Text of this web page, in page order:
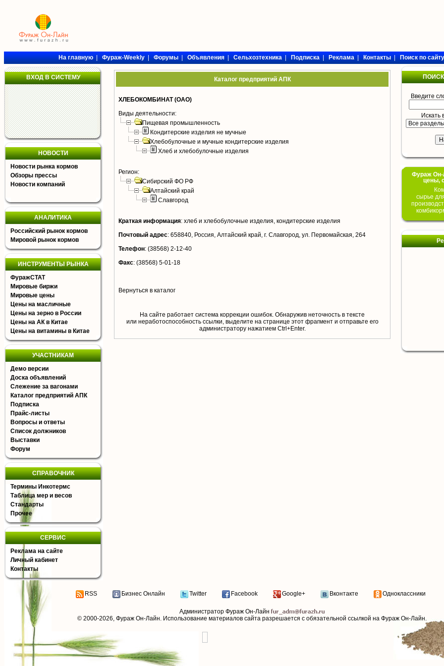
На главную|Фураж-Weekly|Форумы|Объявления|Сельхозтехника|Подписка|Реклама|Контакты|Поиск по сайту
ВХОД В СИСТЕМУ
НОВОСТИ
Новости рынка кормов
Обзоры прессы
Новости компаний
АНАЛИТИКА
Российский рынок кормов
Мировой рынок кормов
ИНСТРУМЕНТЫ РЫНКА
ФуражСТАТ
Мировые биржи
Мировые цены
Цены на масличные
Цены на зерно в России
Цены на АК в Китае
Цены на витамины в Китае
УЧАСТНИКАМ
Демо версии
Доска объявлений
Слежение за вагонами
Каталог предприятий АПК
Подписка
Прайс-листы
Вопросы и ответы
Список должников
Выставки
Форум
СПРАВОЧНИК
Термины Инкотермс
Таблица мер и весов
Стандарты
Прочее
СЕРВИС
Реклама на сайте
Личный кабинет
Контакты
Каталог предприятий АПК
ХЛЕБОКОМБИНАТ (ОАО)
Виды деятельности:
Пищевая промышленность
Кондитерские изделия не мучные
Хлебобулочные и мучные кондитерские изделия
Хлеб и хлебобулочные изделия
Регион:
Сибирский ФО РФ
Алтайский край
Славгород
Краткая информация: хлеб и хлебобулочные изделия, кондитерские изделия
Почтовый адрес: 658840, Россия, Алтайский край, г. Славгород, ул. Первомайская, 264
Телефон: (38568) 2-12-40
Факс: (38568) 5-01-18
Вернуться в каталог
На сайте работает система коррекции ошибок. Обнаружив неточность в тексте
или неработоспособность ссылки, выделите на странице этот фрагмент и отправьте его
aдминистратору нажатием Ctrl+Enter.
Введите
Искать
Фураж Он-
цены,
сырье
RSS Бизнес Онлайн Twitter Facebook Google+ Вконтакте Одноклассники
Администратор Фураж Он-Лайн
© 2000-2026, Фураж Он-Лайн. Использование материалов сайта разрешается с обязательной ссылкой на Фураж Он-Лайн.